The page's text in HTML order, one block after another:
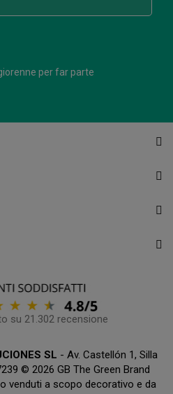
per far parte
su 21.302 recensione
SL - Av. Castellón 1, Silla
© 2026 GB The Green Brand
venduti a scopo decorativo e da